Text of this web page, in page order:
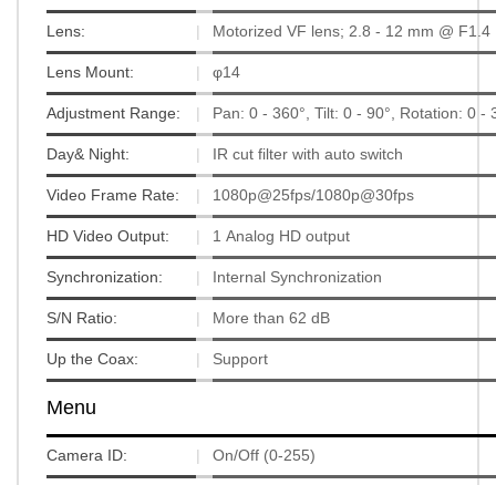
Lens: | Motorized VF lens; 2.8 - 12 mm @ F1.4
Lens Mount: | φ14
Adjustment Range: | Pan: 0 - 360°, Tilt: 0 - 90°, Rotation: 0 -
Day& Night: | IR cut filter with auto switch
Video Frame Rate: | 1080p@25fps/1080p@30fps
HD Video Output: | 1 Analog HD output
Synchronization: | Internal Synchronization
S/N Ratio: | More than 62 dB
Up the Coax: | Support
Menu
Camera ID: | On/Off (0-255)